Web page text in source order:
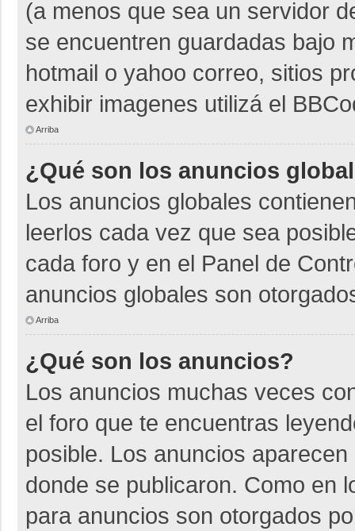
(a menos que sea un servidor
se encuentren guardadas bajo
hotmail o yahoo correo, sitios
exhibir imagenes utilizá el
Arriba
¿Qué son los anuncios
Los anuncios globales
leerlos cada vez que sea
cada foro y en el Panel de
anuncios globales son
Arriba
¿Qué son los anuncios?
Los anuncios muchas veces
el foro que te encuentras
posible. Los anuncios
donde se publicaron. Como en
para anuncios son otorgados